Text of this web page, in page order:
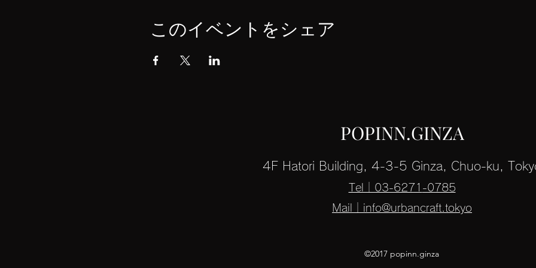
このイベントをシェア
POPINN.GINZA
4F Hatori Building, 4-3-5 Ginza, Chuo-ku,
Tel｜03-6271 -0785
Mail｜info@urbancraft.tokyo
©2017 popinn.ginza